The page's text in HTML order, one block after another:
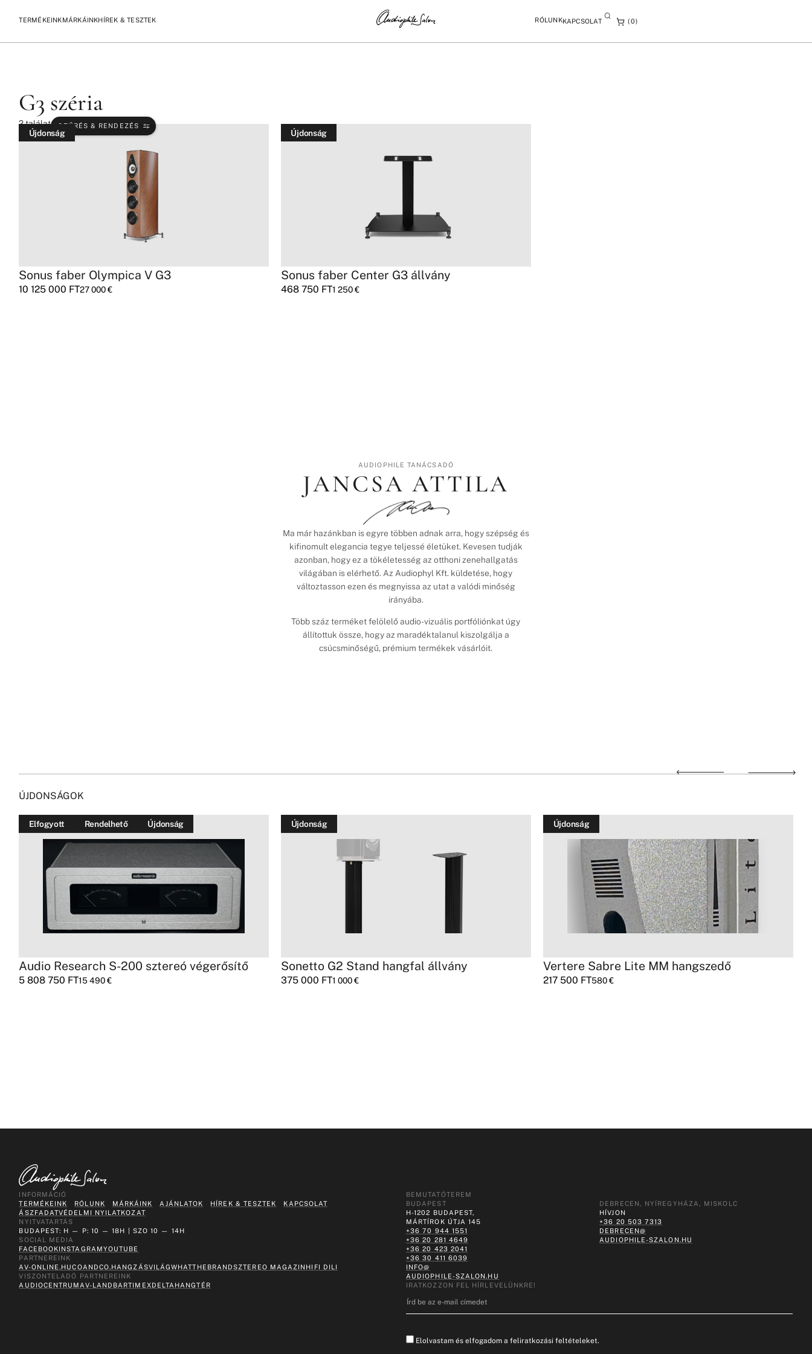
TERMÉKEINKMÁRKÁINKHÍREK & TESZTEK RÓLUNKKAPCSOLAT
0
G3 széria
2találat SZŰRÉS & RENDEZÉS
Újdonság
Sonus faber Olympica V G3
10 125 000 FT27 000€
Újdonság
Sonus faber Center G3 állvány
468 750 FT1 250€
AUDIOPHILE TANÁCSADÓ
JANCSA ATTILA
Ma már hazánkban is egyre többen adnak arra, hogy szépség és
kifinomult elegancia tegye teljessé életüket. Kevesen tudják
azonban, hogy ez a tökéletesség az otthoni zenehallgatás
világában is elérhető. Az Audiophyl Kft. küldetése, hogy
változtasson ezen és megnyissa az utat a valódi minőség
irányába.
Több száz terméket felölelő audio-vizuális portfóliónkat úgy
állítottuk össze, hogy az maradéktalanul kiszolgálja a
csúcsminőségű, prémium termékek vásárlóit.
ÚJDONSÁGOK
Elfogyott Rendelhető Újdonság
Audio Research S-200 sztereó végerősítő
5 808 750 FT15 490€
Újdonság
Sonetto G2 Stand hangfal állvány
375 000 FT1 000€
Újdonság
Vertere Sabre Lite MM hangszedő
217 500 FT580€
INFORMÁCIÓ
TERMÉKEINK
RÓLUNK MÁRKÁINK AJÁNLATOK HÍREK & TESZTEK
KAPCSOLAT
ÁSZFADATVÉDELMI NYILATKOZAT
NYITVATARTÁS
BUDAPEST: H — P: 10 — 18H | SZO 10 — 14H
SOCIAL MEDIA
FACEBOOKINSTAGRAMYOUTUBE
PARTNEREINK
AV-ONLINE.HUCOANDCO.HANGZÁSVILÁGWHATTHEBRANDSZTEREO MAGAZIN HIFI DILI
VISZONTELADÓ PARTNEREINK
AUDIOCENTRUMAV-LAND BARTIMEXDELTA HANGTÉR
BEMUTATÓTEREM
BUDAPEST
H-1202 BUDAPEST,
MÁRTÍROK ÚTJA 145
+36 70 944 1551
+36 20 281 4649
+36 20 423 2041
+36 30 411 6039
INFO@
AUDIOPHILE-SZALON.HU
DEBRECEN, NYÍREGYHÁZA, MISKOLC
HÍVJON
+36 20 503 7313
DEBRECEN@
AUDIOPHILE-SZALON.HU
IRATKOZZON FEL HÍRLEVELÜNKRE!
Elolvastam és elfogadom a feliratkozási feltételeket.